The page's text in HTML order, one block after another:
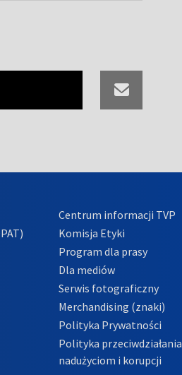
Centrum informacji TVP
Komisja Etyki
Program dla prasy
Dla mediów
Serwis fotograficzny
Merchandising (znaki)
Polityka Prywatności
Polityka przeciwdziałania
nadużyciom i korupcji